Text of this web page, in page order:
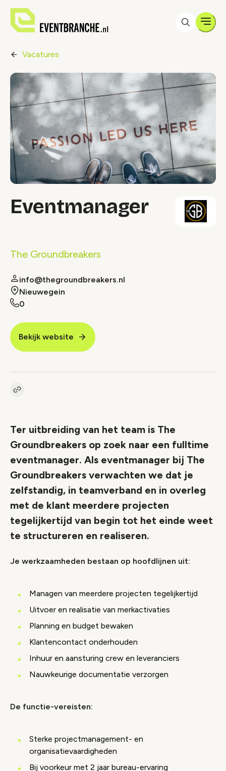
Vacatures
Eventmanager
The Groundbreakers
info@thegroundbreakers.nl
Nieuwegein
0
Bekijk website
Kopieer link naar vacature
Ter uitbreiding van het team is The
Groundbreakers op zoek naar een fulltime
eventmanager. Als eventmanager bij The
Groundbreakers verwachten we dat je
zelfstandig, in teamverband en in overleg
met de klant meerdere projecten
tegelijkertijd van begin tot het einde weet
te structureren en realiseren.
Je werkzaamheden bestaan op hoofdlijnen uit:
Managen van meerdere projecten tegelijkertijd
Uitvoer en realisatie van merkactivaties
Planning en budget bewaken
Klantencontact onderhouden
Inhuur en aansturing crew en leveranciers
Nauwkeurige documentatie verzorgen
De functie-vereisten:
Sterke projectmanagement- en
organisatievaardigheden
Bij voorkeur met 2 jaar bureau-ervaring